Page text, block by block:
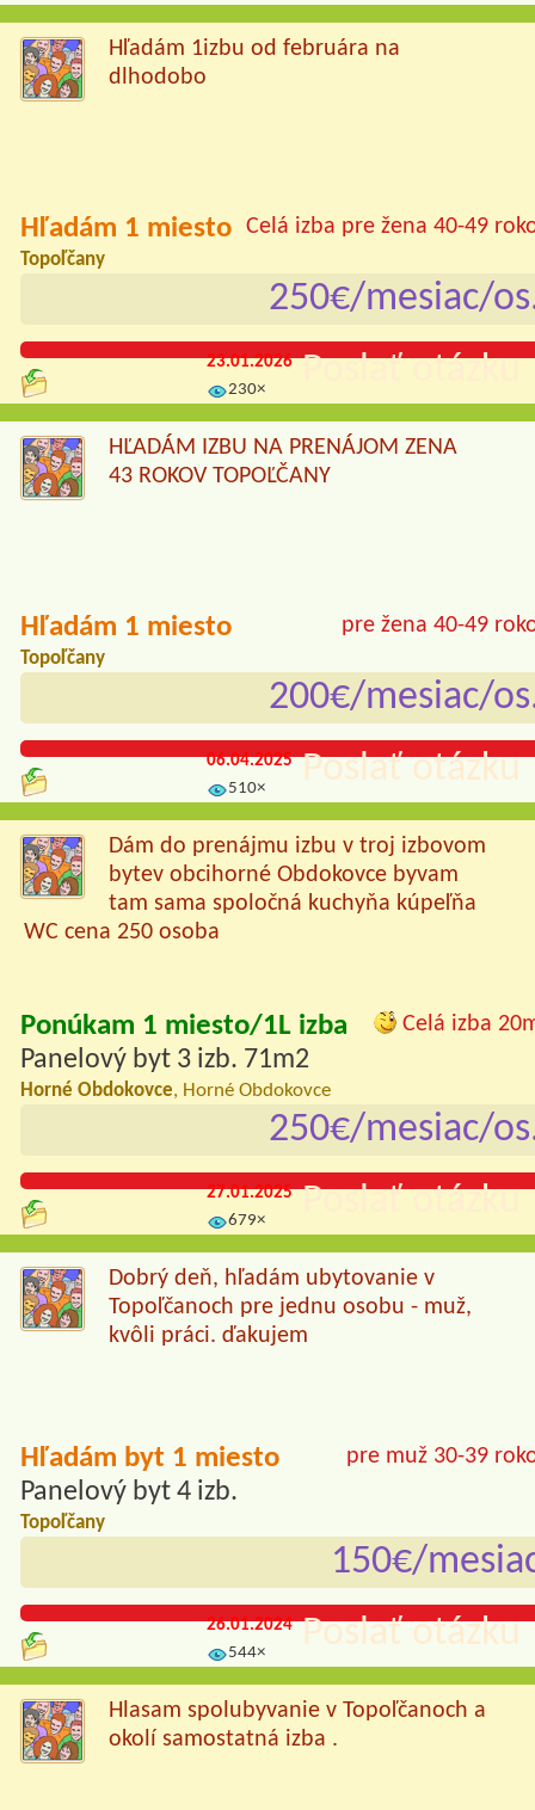
Hľadám 1izbu od februára na
dlhodobo
Celá izba pre žena 40-49
Hľadám 1 miesto
Topoľčany
250€/mesiac/
Poslať otázku
23.01.2026
230×
HĽADÁM IZBU NA PRENÁJOM ZENA
43 ROKOV TOPOĽČANY
pre žena 40-49
Hľadám 1 miesto
Topoľčany
200€/mesiac/
Poslať otázku
06.04.2025
510×
Dám do prenájmu izbu v troj izbovom
bytev obcihorné Obdokovce byvam
tam sama spoločná kuchyňa kúpeľňa
WC cena 250 osoba
Celá izba
Ponúkam 1 miesto/1L izba
Panelový byt 3 izb. 71m2
Horné Obdokovce, Horné Obdokovce
250€/mesiac/
Poslať otázku
27.01.2025
679×
Dobrý deň, hľadám ubytovanie v
Topoľčanoch pre jednu osobu - muž,
kvôli práci. ďakujem
pre muž 30-39
Hľadám byt 1 miesto
Panelový byt 4 izb.
Topoľčany
150€/
Poslať otázku
26.01.2024
544×
Hlasam spolubyvanie v Topoľčanoch a
okolí samostatná izba .